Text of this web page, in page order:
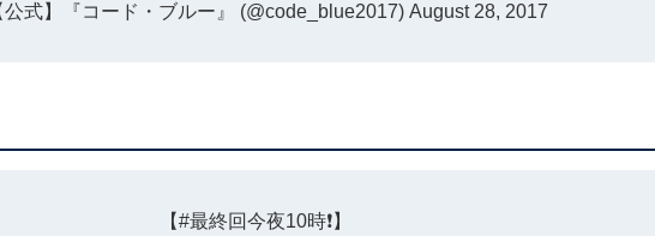
式】『コード・ブルー』 (@code_blue2017) August 28, 2017
【#最終回今夜10時❗】